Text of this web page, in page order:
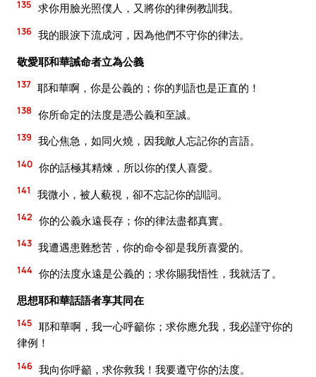
135 求你用臉光照僕人，又將你的律例教訓我。
136 我的眼淚下流成河，因為他們不守你的律法。
敬愛耶和華誡命者立為公義
137 耶和華啊，你是公義的；你的判語也是正直的！
138 你所命定的法度是憑公義和至誠。
139 我心焦急，如同火燒，因我敵人忘記你的言語。
140 你的話極其精煉，所以你的僕人喜愛。
141 我微小，被人藐視，卻不忘記你的訓詞。
142 你的公義永遠長存；你的律法盡都真實。
143 我遭遇患難愁苦，你的命令卻是我所喜愛的。
144 你的法度永遠是公義的；求你賜我悟性，我就活了。
思想耶和華話語者享其同在
145 耶和華啊，我一心呼籲你；求你應允我，我必謹守你的
律例！
146 我向你呼籲，求你救我！我要遵守你的法度。